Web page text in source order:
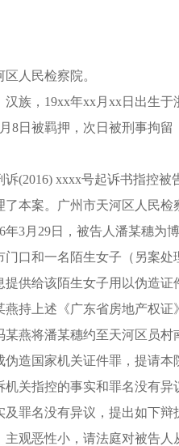
人民检察院。
族， 19xx年xx月xx日出生
8日被羁押，次日被刑事拘留
诉(2016) xxxx号起诉书指控
本案。广州市天河区人民检
年3月29日，被告人潘某穗为
门口和一名陌生女子（另案
提供给该陌生女子用以伪造
持上述《广东省房地产权
燕将潘某穗约至天河区员
造国家机关证件罪，提请本
关指控的事实和罪名没有异
及罪名没有异议，提出如下
观恶性小，请法庭对被告人